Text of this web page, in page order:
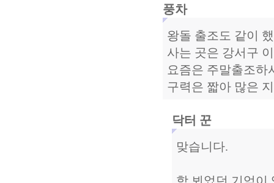
풍차
왕돌 출조도 같이
사는 곳은 강서구
요즘은 주말출조하
구력은 짧아 많은
닥터 꾼
맞습니다.